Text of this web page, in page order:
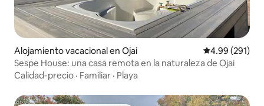
Alojamiento vacacional en Ojai Calificación
4.99 (291)
Sespe House: una casa remota en la naturaleza de Ojai
Calidad-precio · Familiar · Playa